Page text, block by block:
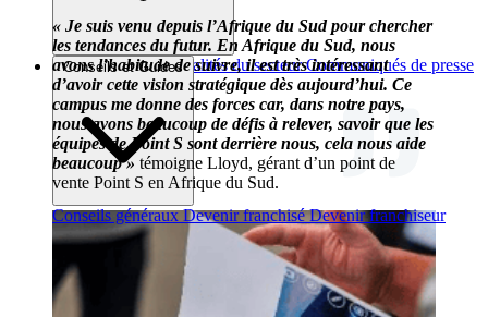
Brèves et actusActualités du secteur Communiqués de presse
Interviews
Conseils et Guides
Conseils généraux Devenir franchisé Devenir franchiseur
« Je suis venu depuis l’Afrique du Sud pour chercher
les tendances du futur. En Afrique du Sud, nous
avons l’habitude de suivre, il est très intéressant
d’avoir cette vision stratégique dès aujourd’hui. Ce
campus me donne des forces car, dans notre pays,
nous avons beaucoup de défis à relever, savoir que les
équipes de Point S sont derrière nous, cela nous aide
beaucoup » témoigne Lloyd, gérant d’un point de
vente Point S en Afrique du Sud.